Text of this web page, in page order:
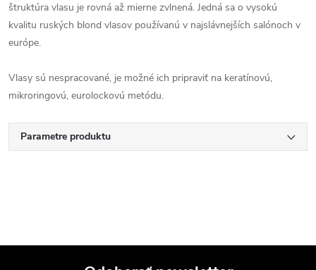
štruktúra vlasu je rovná až mierne zvlnená. Jedná sa o vysokú
kvalitu ruských blond vlasov používanú v najslávnejších salónoch v
európe.
Vlasy sú nespracované, je možné ich pripraviť na keratínovú,
mikroringovú, eurolockovú metódu.
Parametre produktu